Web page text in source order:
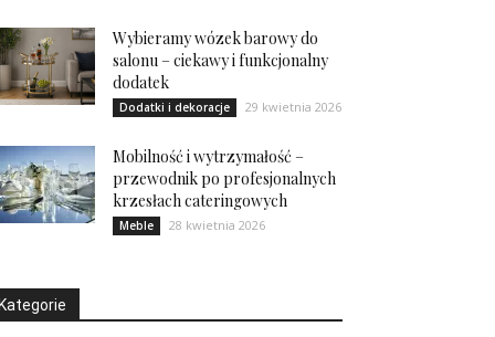
Wybieramy wózek barowy do
salonu – ciekawy i funkcjonalny
dodatek
Dodatki i dekoracje 29 kwietnia 2026
Mobilność i wytrzymałość –
przewodnik po profesjonalnych
krzesłach cateringowych
Meble 28 kwietnia 2026
Kategorie